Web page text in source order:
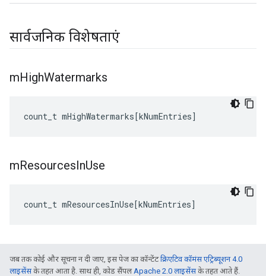
सार्वजनिक विशेषताएं
mHighWatermarks
count_t mHighWatermarks[kNumEntries]
mResourcesInUse
count_t mResourcesInUse[kNumEntries]
जब तक कोई और सूचना न दी जाए, इस पेज का कॉन्टेंटक्रिएटिव कॉमंस एट्रिब्यूशन 4.0
लाइसेंसके तहत आता है. साथ ही, कोड सैंपलApache 2.0 लाइसेंसके तहत आते हैं.